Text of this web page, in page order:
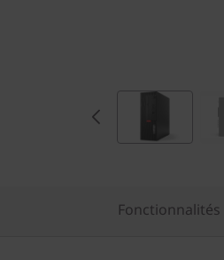
Fonctionnalités